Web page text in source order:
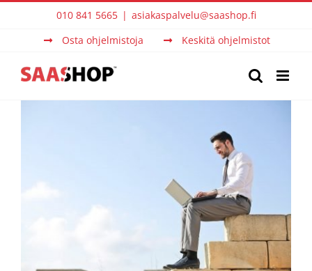
010 841 5665 | asiakaspalvelu@saashop.fi
Osta ohjelmistoja
Keskitä ohjelmistot